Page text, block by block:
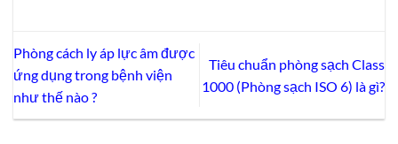
Phòng cách ly áp lực âm được
ứng dụng trong bệnh viện
như thế nào ?
Tiêu chuẩn phòng sạch Class
1000 (Phòng sạch ISO 6) là gì?